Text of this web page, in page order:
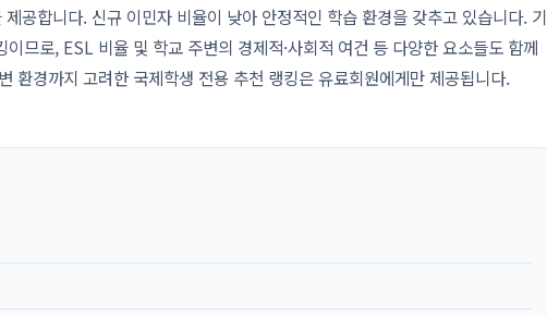
공합니다. 신규 이민자 비율이 낮아 안정적인 학습 환경을 갖추고 있습니다. 기
므로, ESL 비율 및 학교 주변의 경제적·사회적 여건 등 다양한 요소들도 함께
환경까지 고려한 국제학생 전용 추천 랭킹은 유료회원에게만 제공됩니다.